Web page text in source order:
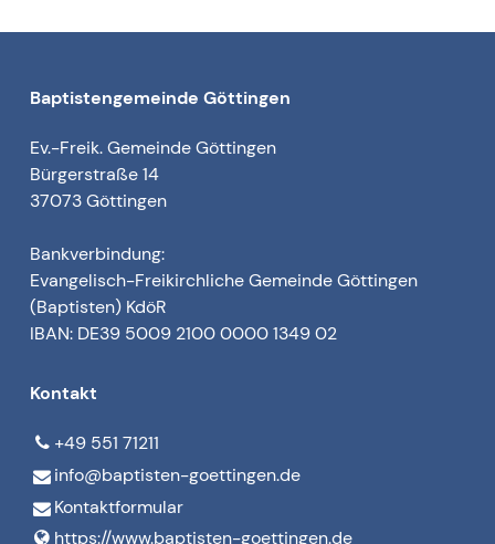
Baptistengemeinde Göttingen
Ev.-Freik. Gemeinde Göttingen
Bürgerstraße 14
37073 Göttingen
Bankverbindung:
Evangelisch-Freikirchliche Gemeinde Göttingen
(Baptisten) KdöR
IBAN: DE39 5009 2100 0000 1349 02
Kontakt
+49 551 71211
info@​baptisten-goettingen.​de
Kontaktformular
https://www.​baptisten-goettingen.​de